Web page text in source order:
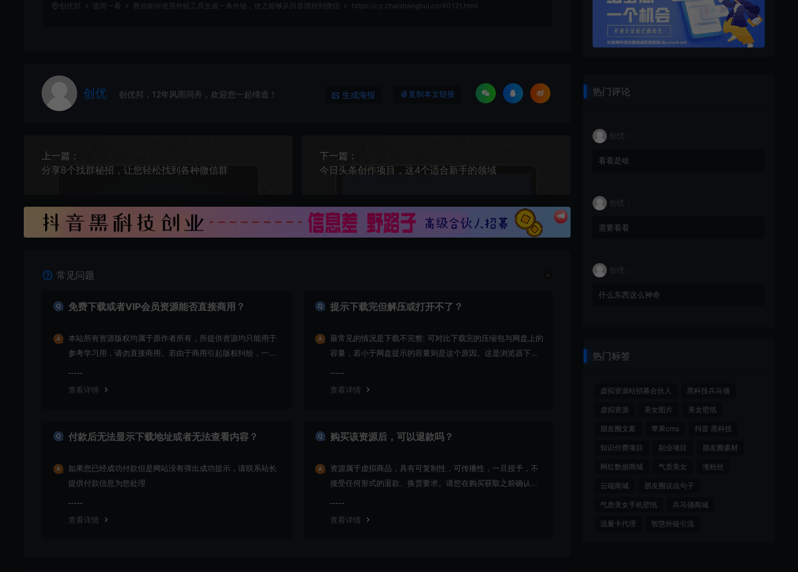
创优邦 值得一看 教你如何使用外链工具生成一条外链，使之能够从抖音跳转到微信 https://cy.zhaishanghui.cn/40121.html
创优 创优邦，12年风雨同舟，欢迎您一起缔造！ 生成海报 复制本文链接
上一篇：
分享8个找群秘招，让您轻松找到各种微信群
下一篇：
今日头条创作项目，这4个适合新手的领域
常见问题
免费下载或者VIP会员资源能否直接商用？
本站所有资源版权均属于原作者所有，所提供资源均只能用于
参考学习用，请勿直接商用。若由于商用引起版权纠纷，一切
查看详情
提示下载完但解压或打开不了？
最常见的情况是下载不完整: 可对比下载完的压缩包与网盘上的
容量，若小于网盘提示的容量则是这个原因。这是浏览器下载
查看详情
付款后无法显示下载地址或者无法查看内容？
如果您已经成功付款但是网站没有弹出成功提示，请联系站长
提供付款信息为您处理
查看详情
购买该资源后，可以退款吗？
资源属于虚拟商品，具有可复制性，可传播性，一旦授予，不
接受任何形式的退款、换货要求。请您在购买获取之前确认好
查看详情
热门评论
创优：
看看是啥
创优：
需要看看
创优：
什么东西这么神奇
热门标签
虚拟资源站招募合伙人 黑科技兵马俑
虚拟资源 美女图片 美女壁纸
朋友圈文案 苹果cms 抖音 黑科技
知识付费项目 副业项目 朋友圈素材
网红数据商城 气质美女 涨粉丝
云端商城 朋友圈说说句子
气质美女手机壁纸 兵马俑商城
流量卡代理 智慧外链引流